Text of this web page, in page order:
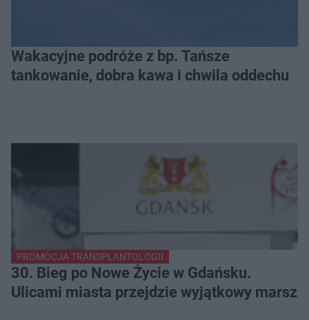
Wakacyjne podróże z bp. Tańsze
tankowanie, dobra kawa i chwila oddechu
PROMOCJA TRANSPLANTOLOGII
30. Bieg po Nowe Życie w Gdańsku.
Ulicami miasta przejdzie wyjątkowy marsz